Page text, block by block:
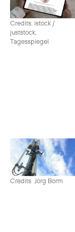
Credits: istock /
juststock,
Tagesspiegel
Credits: Jörg Borm